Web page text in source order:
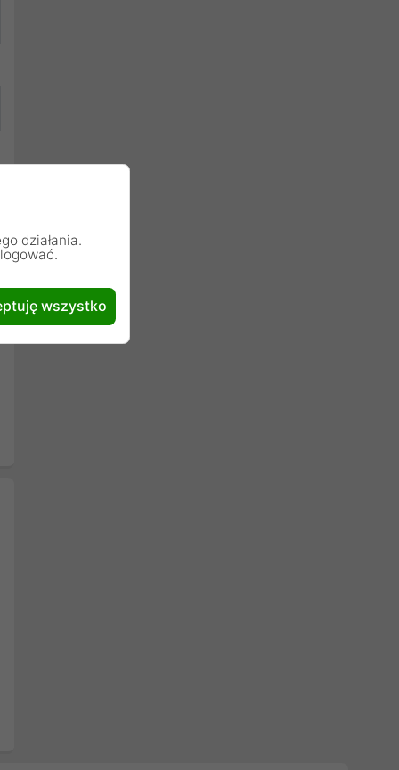
działania.
wszystko